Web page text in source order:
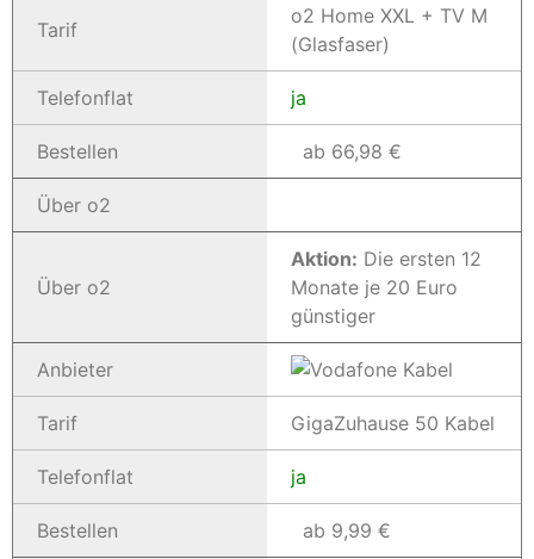
Tarif
o2 Home XXL + TV M
(Glasfaser)
Telefonflat ja
Bestellen ab 66,98 €
Über o2
Über o2
Aktion: Die ersten 12
Monate je 20 Euro
günstiger
Anbieter
Tarif GigaZuhause 50 Kabel
Telefonflat ja
Bestellen ab 9,99 €